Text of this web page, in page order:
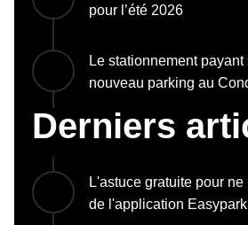
pour l’été 2026
Le stationnement
nouveau parking au
Derniers
L'astuce gratuite pour
de l'application Easypark